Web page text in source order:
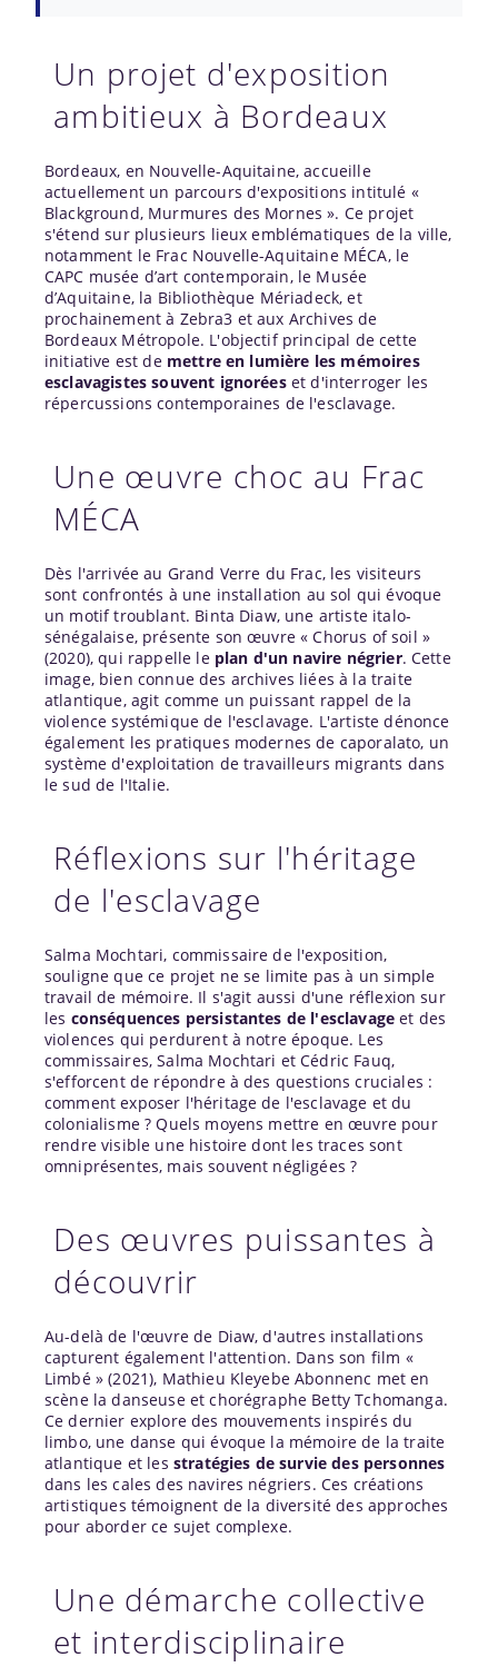
Un projet d'exposition
ambitieux à Bordeaux
Bordeaux, en Nouvelle-Aquitaine, accueille
actuellement un parcours d'expositions intitulé «
Blackground, Murmures des Mornes ». Ce projet
s'étend sur plusieurs lieux emblématiques de la ville,
notamment le Frac Nouvelle-Aquitaine MÉCA, le
CAPC musée d’art contemporain, le Musée
d’Aquitaine, la Bibliothèque Mériadeck, et
prochainement à Zebra3 et aux Archives de
Bordeaux Métropole. L'objectif principal de cette
initiative est de mettre en lumière les mémoires
esclavagistes souvent ignoréeset d'interroger les
répercussions contemporaines de l'esclavage.
Une œuvre choc au Frac
MÉCA
Dès l'arrivée au Grand Verre du Frac, les visiteurs
sont confrontés à une installation au sol qui évoque
un motif troublant. Binta Diaw, une artiste italo-
sénégalaise, présente son œuvre « Chorus of soil »
(2020), qui rappelle le plan d'un navire négrier. Cette
image, bien connue des archives liées à la traite
atlantique, agit comme un puissant rappel de la
violence systémique de l'esclavage. L'artiste dénonce
également les pratiques modernes de caporalato, un
système d'exploitation de travailleurs migrants dans
le sud de l'Italie.
Réflexions sur l'héritage
de l'esclavage
Salma Mochtari, commissaire de l'exposition,
souligne que ce projet ne se limite pas à un simple
travail de mémoire. Il s'agit aussi d'une réflexion sur
les conséquences persistantes de l'esclavage et des
violences qui perdurent à notre époque. Les
commissaires, Salma Mochtari et Cédric Fauq,
s'efforcent de répondre à des questions cruciales :
comment exposer l'héritage de l'esclavage et du
colonialisme ? Quels moyens mettre en œuvre pour
rendre visible une histoire dont les traces sont
omniprésentes, mais souvent négligées ?
Des œuvres puissantes à
découvrir
Au-delà de l'œuvre de Diaw, d'autres installations
capturent également l'attention. Dans son film «
Limbé » (2021), Mathieu Kleyebe Abonnenc met en
scène la danseuse et chorégraphe Betty Tchomanga.
Ce dernier explore des mouvements inspirés du
limbo, une danse qui évoque la mémoire de la traite
atlantique et les stratégies de survie des personnes
dans les cales des navires négriers. Ces créations
artistiques témoignent de la diversité des approches
pour aborder ce sujet complexe.
Une démarche collective
et interdisciplinaire